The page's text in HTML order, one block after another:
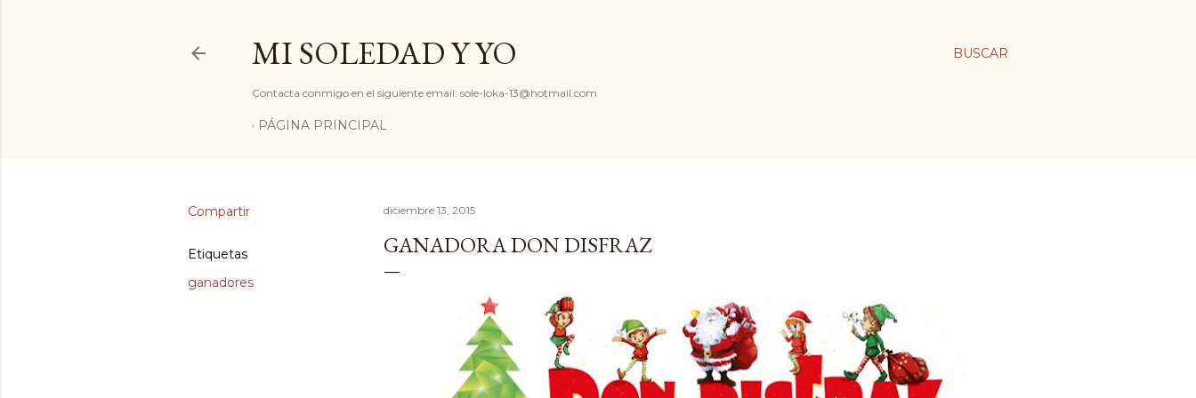
BUSCAR
MI SOLEDAD Y YO
Contacta conmigo en el siguiente email: sole-loka-13@hotmail.com
PÁGINA PRINCIPAL
Compartir
Etiquetas
ganadores
diciembre 13, 2015
GANADORA DON DISFRAZ